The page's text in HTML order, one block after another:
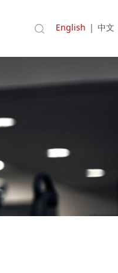
English | 中文